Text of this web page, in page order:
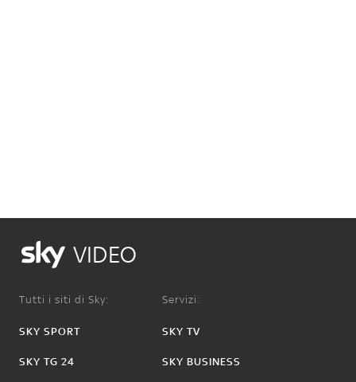
VIDEO
Tutti i siti di Sky:
SKY SPORT
SKY TG 24
Servizi:
SKY TV
SKY BUSINESS